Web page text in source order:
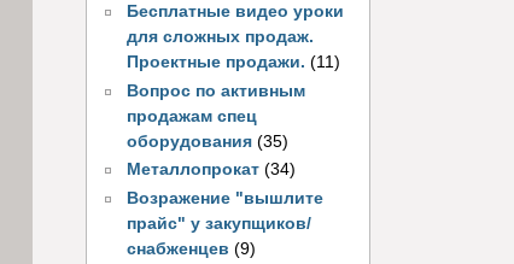
Бесплатные видео уроки
для сложных продаж.
Проектные продажи. (11)
Вопрос по активным
продажам спец
оборудования (35)
Металлопрокат (34)
Возражение "вышлите
прайс" у закупщиков/
снабженцев (9)